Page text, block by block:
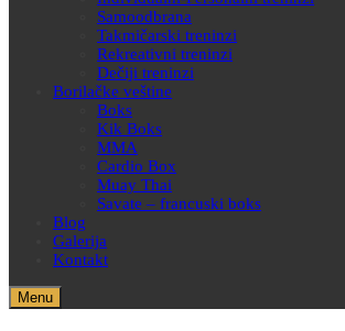
Samoodbrana
Takmičarski treninzi
Rekreativni treninzi
Dečiji treninzi
Borilačke veštine
Boks
Kik Boks
MMA
Cardio Box
Muay Thai
Savate – francuski boks
Blog
Galerija
Kontakt
Menu